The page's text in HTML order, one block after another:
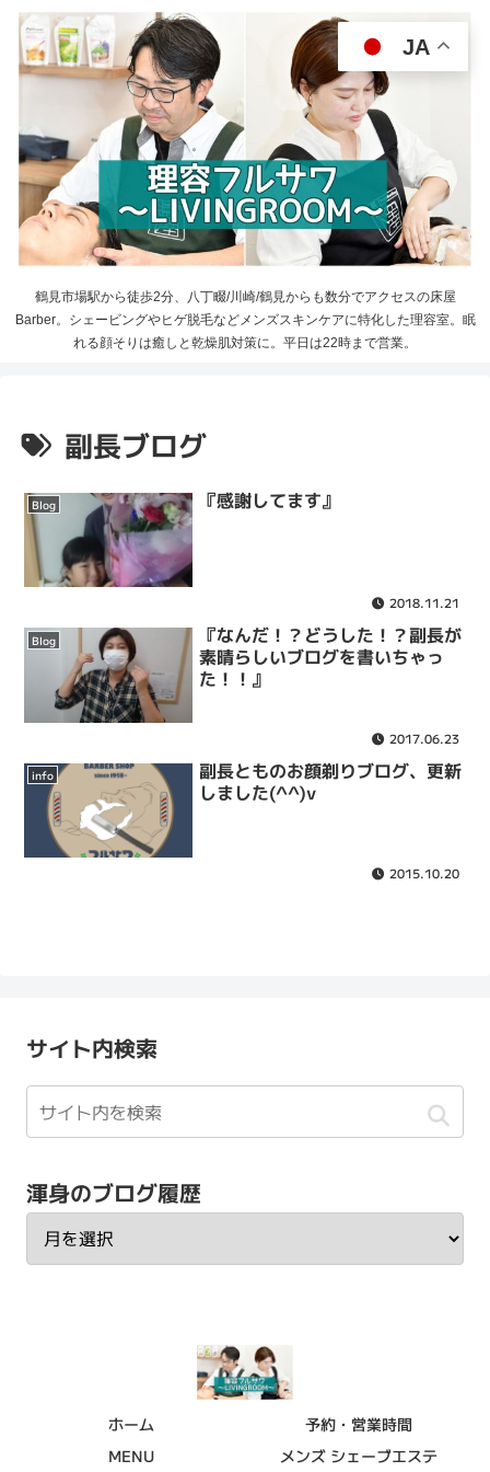
鶴見市場駅から徒歩2分、八丁畷/川崎/鶴見からも数分でアクセスの床屋
Barber。シェービングやヒゲ脱毛などメンズスキンケアに特化した理容室。眠
れる顔そりは癒しと乾燥肌対策に。平日は22時まで営業。
副長ブログ
Blog 『感謝してます』
2018.11.21
Blog
『なんだ！？どうした！？副長が
素晴らしいブログを書いちゃっ
た！！』
2017.06.23
info
副長とものお顔剃りブログ、更新
しました(^^)v
2015.10.20
サイト内検索
渾身のブログ履歴
ホーム
予約・営業時間
MENU
メンズ シェーブエステ
JA